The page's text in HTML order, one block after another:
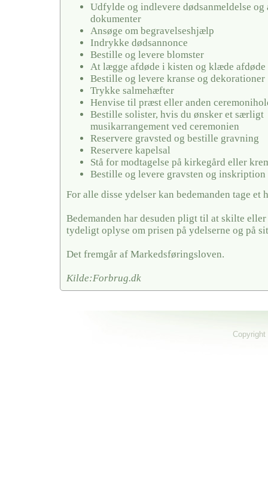
Udfylde og indlevere dødsanmeldelse
dokumenter
Ansøge om begravelseshjælp
Indrykke dødsannonce
Bestille og levere blomster
At lægge afdøde i kisten og klæde afdøde
Bestille og levere kranse og dekorationer
Trykke salmehæfter
Henvise til præst eller anden
Bestille solister, hvis du ønsker et særligt
musikarrangement ved ceremonien
Reservere gravsted og bestille gravning
Reservere kapelsal
Stå for modtagelse på kirkegård eller
Bestille og levere gravsten og inskription
For alle disse ydelser kan bedemanden tage et
Bedemanden har desuden pligt til at skilte eller
tydeligt oplyse om prisen på ydelserne og på
Det fremgår af Markedsføringsloven.
Kilde:Forbrug.dk